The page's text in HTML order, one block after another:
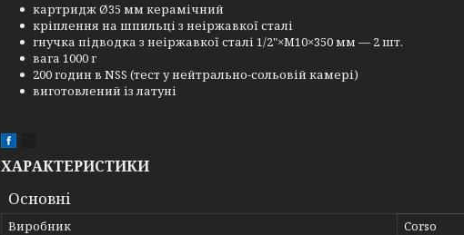
картридж Ø35 мм керамічний
кріплення на шпильці з неіржавкої сталі
гнучка підводка з неіржавкої сталі 1/2"×M10×350 мм — 2 шт.
вага 1000 г
200 годин в NSS (тест у нейтрально-сольовій камері)
виготовлений із латуні
ХАРАКТЕРИСТИКИ
Основні
Виробник Corso